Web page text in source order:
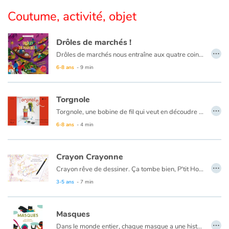
Catalogue anglais
Contraste +
Aide
Accueil
Famille
Écoles
Médiathèques
Vidéos & Tutoriaux
Coutume, activité, objet
Drôles de marchés !
Drôles de marchés nous entraîne aux quatre coins du monde à la découverte de marchés singuliers et colorés, des Antilles au Guatemala en passant par l’Inde et le Mali. Un album original et plein de saveurs qui invite les enfants à découvrir les aliments et les coutumes de différents pays. Pour chaque marché illustré, une recette exotique facile à réaliser !
6-8 ans - 9 min
…
Torgnole
Torgnole, une bobine de fil qui veut en découdre avec la terre entière, part à la recherche du bonheur. De boîte à couture en boîte à musique trouvera-t-il la clé de son épanouissement ? Petits et grands, n'hésitez pas à suivre le fil de cette aventure !
6-8 ans - 4 min
…
Crayon Crayonne
Crayon rêve de dessiner. Ça tombe bien, P'tit Homme rêve d'être vu ! Alors Crayon crayonne et voilà que P'tit Homme apparaît sur le papier. Une histoire haute en couleur est née !
3-5 ans - 7 min
…
Masques
Dans le monde entier, chaque masque a une histoire particulière. Utilisés pour se mettre en valeur ou se cacher, pour s’amuser ou sauver la planète, les masques ont de tout temps attiré petits et grands. …